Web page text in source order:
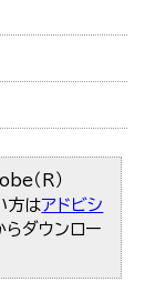
（R）
方はアドビシ
らダウンロー